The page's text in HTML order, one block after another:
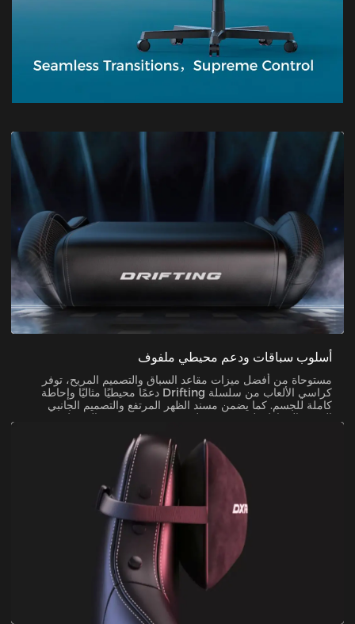
أسلوب سباقات ودعم محيطي ملفوف
مستوحاة من أفضل ميزات مقاعد السباق والتصميم المريح، توفر
كراسي الألعاب من سلسلة Drifting دعمًا محيطيًا مثاليًا وإحاطة
كاملة للجسم. كما يضمن مسند الظهر المرتفع والتصميم الجانبي
المجنح الحفاظ على وضعية جلوس صحيحة وتخفيف الضغط عن